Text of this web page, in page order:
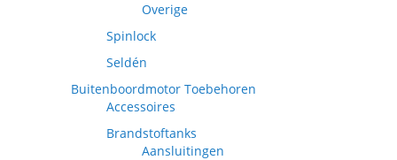
Overige
Spinlock
Seldén
Buitenboordmotor Toebehoren
Accessoires
Brandstoftanks
Aansluitingen